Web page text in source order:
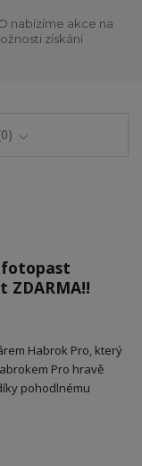
nabízíme akce na
získání
0
ZDARMA!!
Habrok Pro, který
Pro hravě
pohodlnému